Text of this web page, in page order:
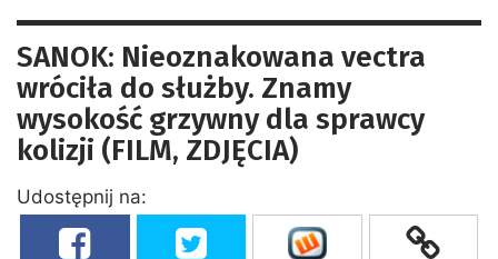
SANOK: Nieoznakowana vectra
wróciła do służby. Znamy
wysokość grzywny dla sprawcy
kolizji (FILM, ZDJĘCIA)
Udostępnij na: